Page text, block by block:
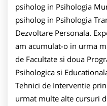
psiholog in Psihologia
psiholog in Psihologia
Dezvoltare Personala.
am acumulat-o in urma
de Facultate si doua
Psihologica si
Tehnici de Interventie
urmat multe alte cursuri